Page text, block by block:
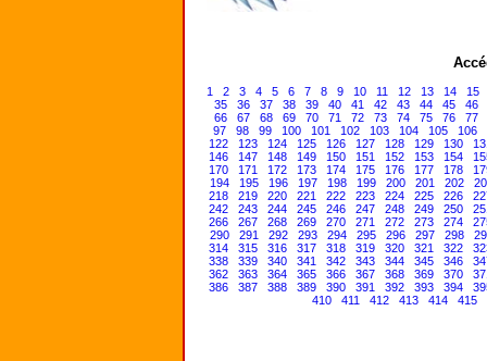
1 2 3 4 5 6 7 8 9 10 11 12 13 14
15
35
36 37 38 39 40 41 42 43 44 45
46
66
67 68 69 70 71 72 73 74 75 76
77
97
98 99 100 101 102 103 104 105
106
122
123 124 125 126 127 128 129 130
146
147 148 149 150 151 152 153 154
170
171 172 173 174 175 176 177 178
194
195 196 197 198 199 200 201 202
218
219 220 221 222 223 224 225 226
242
243 244 245 246 247 248 249 250
266
267 268 269 270 271 272 273 274
290
291 292 293 294 295 296 297 298
314
315 316 317 318 319 320 321 322
338
339 340 341 342 343 344 345 346
362
363 364 365 366 367 368 369 370
386
387 388 389 390 391 392 393 394
410
411 412 413 414 415